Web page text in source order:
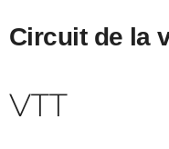
Circuit de la
VTT